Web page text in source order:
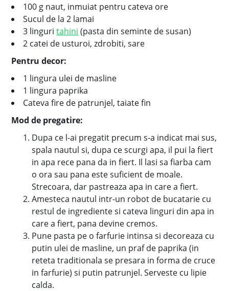
100 g naut, inmuiat pentru cateva ore
Sucul de la 2 lamai
3 linguritahini (pasta din seminte de susan)
2 catei de usturoi, zdrobiti, sare
Pentru decor:
1 lingura ulei de masline
1 lingura paprika
Cateva fire de patrunjel, taiate fin
Mod de pregatire:
Dupa ce l-ai pregatit precum s-a indicat mai sus,
spala nautul si, dupa ce scurgi apa, il pui la fiert
in apa rece pana da in fiert. Il lasi sa fiarba cam
o ora sau pana este suficient de moale.
Strecoara, dar pastreaza apa in care a fiert.
Amesteca nautul intr-un robot de bucatarie cu
restul de ingrediente si cateva linguri din apa in
care a fiert, pana devine cremos.
Pune pasta pe o farfurie intinsa si decoreaza cu
putin ulei de masline, un praf de paprika (in
reteta traditionala se presara in forma de cruce
in farfurie) si putin patrunjel. Serveste cu lipie
calda.